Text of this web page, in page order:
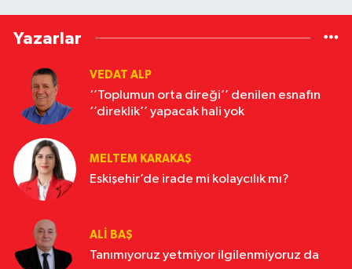
Yazarlar
VEDAT ALP
‘’Toplumun orta direği’’ denilen esnafın
‘’direklik’’ yapacak hali yok
MELTEM KARAKAŞ
Eskişehir’de irade mi kolaycılık mı?
ALI BAŞ
Tanımıyoruz yetmiyor ilgilenmiyoruz da